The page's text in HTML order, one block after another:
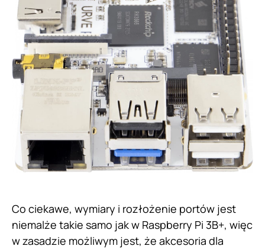
Co ciekawe, wymiary i rozłożenie portów jest
niemalże takie samo jak w Raspberry Pi 3B+, więc
w zasadzie możliwym jest, że akcesoria dla